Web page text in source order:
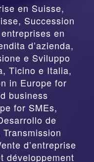
en Suisse,
Succession
en
d’azienda,
e Sviluppo
Ticino e Italia,
in Europe for
business
for SMEs,
de
Transmission
d’entreprise
développement